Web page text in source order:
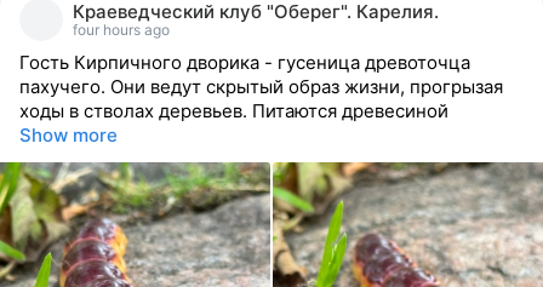
Краеведческий клуб "Оберег". Карелия.
four hours ago
Гость Кирпичного дворика - гусеница древоточца
пахучего. Они ведут скрытый образ жизни, прогрызая
ходы в стволах деревьев. Питаются древесиной
Show more